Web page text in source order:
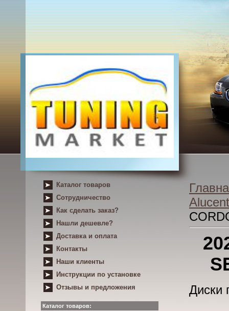
Каталог товаров
Сотрудничество
Как сделать заказ?
Нашли дешевле?
Доставка и оплата
Контакты
Наши клиенты
Инструкции по установке
Отзывы и предложения
Каталог товаров:
Диски